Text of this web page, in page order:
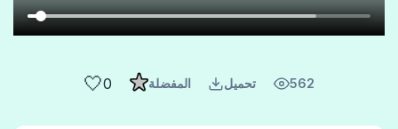
🤍0 المفضلة تحميل 562